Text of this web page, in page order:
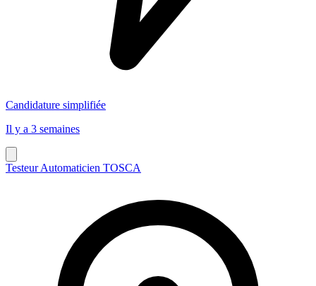
Candidature simplifiée
Il y a 3 semaines
Testeur Automaticien TOSCA